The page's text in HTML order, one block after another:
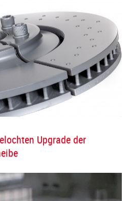
Upgrade der